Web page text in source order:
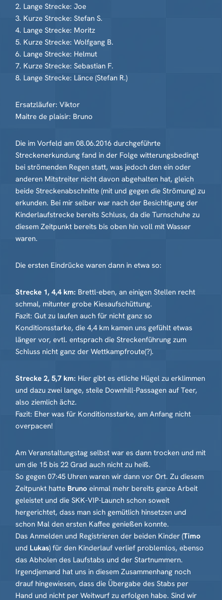
2. Lange Strecke: Joe
3. Kurze Strecke: Stefan S.
4. Lange Strecke: Moritz
5. Kurze Strecke: Wolfgang B.
6. Lange Strecke: Helmut
7. Kurze Strecke: Sebastian F.
8. Lange Strecke: Länce (Stefan R.)
Ersatzläufer: Viktor
Maitre de plaisir: Bruno
Die im Vorfeld am 08.06.2016 durchgeführte
Streckenerkundung fand in der Folge witterungsbedingt
bei strömenden Regen statt, was jedoch den ein oder
anderen Mitstreiter nicht davon abgehalten hat, gleich
beide Streckenabschnitte (mit und gegen die Strömung) zu
erkunden. Bei mir selber war nach der Besichtigung der
Kinderlaufstrecke bereits Schluss, da die Turnschuhe zu
diesem Zeitpunkt bereits bis oben hin voll mit Wasser
waren.
Die ersten Eindrücke waren dann in etwa so:
Strecke 1, 4,4 km: Brettl-eben, an einigen Stellen recht
schmal, mitunter grobe Kiesaufschüttung.
Fazit: Gut zu laufen auch für nicht ganz so
Konditionsstarke, die 4,4 km kamen uns gefühlt etwas
länger vor, evtl. entsprach die Streckenführung zum
Schluss nicht ganz der Wettkampfroute(?).
Strecke 2, 5,7 km: Hier gibt es etliche Hügel zu erklimmen
und dazu zwei lange, steile Downhill-Passagen auf Teer,
also ziemlich ächz.
Fazit: Eher was für Konditionsstarke, am Anfang nicht
overpacen!
Am Veranstaltungstag selbst war es dann trocken und mit
um die 15 bis 22 Grad auch nicht zu heiß.
So gegen 07:45 Uhren waren wir dann vor Ort. Zu diesem
Zeitpunkt hatte Bruno einmal mehr bereits ganze Arbeit
geleistet und die SKK-VIP-Launch schon soweit
hergerichtet, dass man sich gemütlich hinsetzen und
schon Mal den ersten Kaffee genießen konnte.
Das Anmelden und Registrieren der beiden Kinder (Timo
und Lukas) für den Kinderlauf verlief problemlos, ebenso
das Abholen des Laufstabs und der Startnummern.
Irgendjemand hat uns in diesem Zusammenhang noch
drauf hingewiesen, dass die Übergabe des Stabs per
Hand und nicht per Weitwurf zu erfolgen habe. Sind wir